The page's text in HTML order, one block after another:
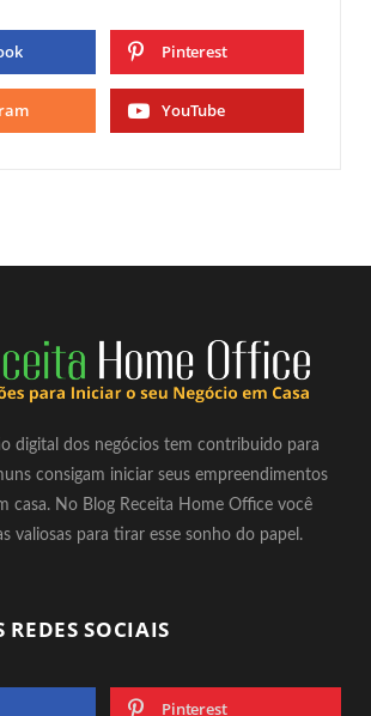
Pinterest
YouTube
digital dos negócios tem contribuido para
consigam iniciar seus empreendimentos
casa. No Blog Receita Home Office você
valiosas para tirar esse sonho do papel.
REDES SOCIAIS
Pinterest